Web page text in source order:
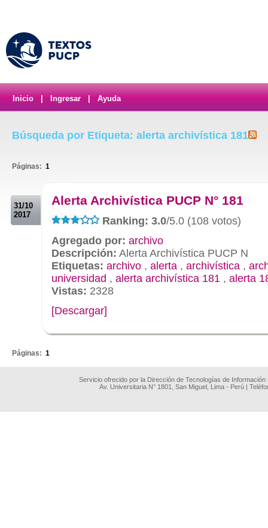
Inicio Ingresar Ayuda
Búsqueda por Etiqueta: alerta archivística 181
Páginas: 1
31/10
2017
Alerta Archivística PUCP N° 181
Ranking: 3.0/5.0 (108 votos)
Agregado por: archivo
Descripción: Alerta Archivística PUCP N
Etiquetas: archivo , alerta , archivística ,
universidad , alerta archivística 181 , alerta
Vistas: 2328
[Descargar]
Páginas: 1
Servicio ofrecido por la Dirección de Tecnologías de
Av. Universitaria N° 1801, San Miguel, Lima - Perú |